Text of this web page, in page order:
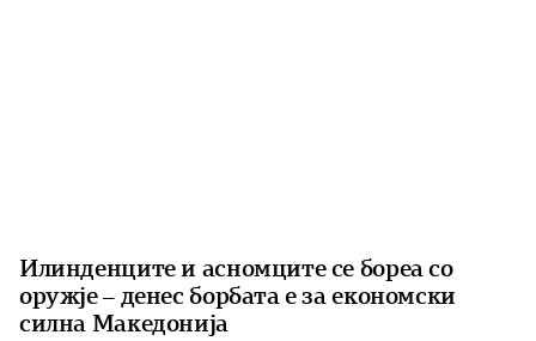
Илинденците и асномците се бореа со
оружје – денес борбата е за економски
силна Македонија